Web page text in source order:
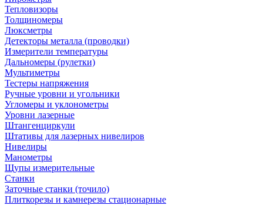
Тепловизоры
Толщиномеры
Люксметры
Детекторы металла (проводки)
Измерители температуры
Дальномеры (рулетки)
Мультиметры
Тестеры напряжения
Ручные уровни и угольники
Угломеры и уклонометры
Уровни лазерные
Штангенциркули
Штативы для лазерных нивелиров
Нивелиры
Манометры
Щупы измерительные
Станки
Заточные станки (точило)
Плиткорезы и камнерезы стационарные